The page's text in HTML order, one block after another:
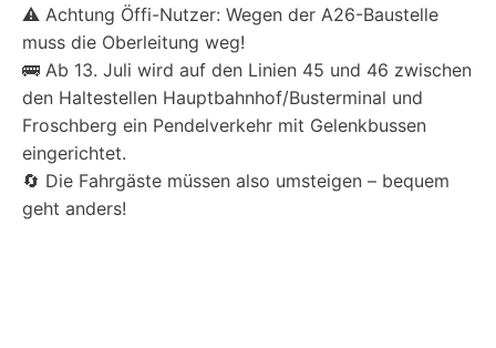
⚠️ Achtung Öffi-Nutzer: Wegen der A26-Baustelle
muss die Oberleitung weg!
🚌 Ab 13. Juli wird auf den Linien 45 und 46 zwischen
den Haltestellen Hauptbahnhof/Busterminal und
Froschberg ein Pendelverkehr mit Gelenkbussen
eingerichtet.
🔄 Die Fahrgäste müssen also umsteigen – bequem
geht anders!